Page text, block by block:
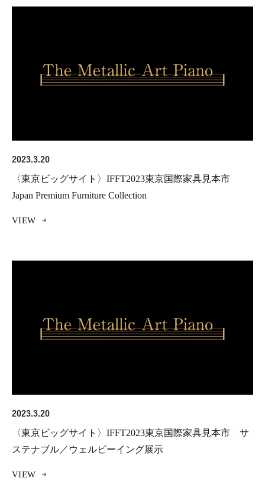
2023.3.20
〈東京ビッグサイト〉IFFT2023東京国際家具見本市
Japan Premium Furniture Collection
VIEW
2023.3.20
〈東京ビッグサイト〉IFFT2023東京国際家具見本市 サ
ステナブル／ウェルビーイング展示
VIEW